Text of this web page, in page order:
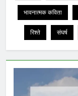
भावनात्मक कविता
रिश्ते संघर्ष